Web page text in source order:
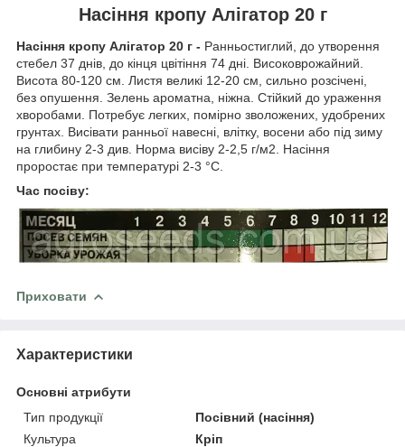
Насіння кропу Алігатор 20 г
Насіння кропу Алігатор 20 г - Ранньостиглий, до утворення
стебел 37 днів, до кінця цвітіння 74 дні. Високоврожайний.
Висота 80-120 см. Листя великі 12-20 см, сильно розсічені,
без опушення. Зелень ароматна, ніжна. Стійкий до ураження
хворобами. Потребує легких, помірно зволожених, удобрених
грунтах. Висівати ранньої навесні, влітку, восени або під зиму
на глибину 2-3 див. Норма висіву 2-2,5 г/м2. Насіння
проростає при температурі 2-3 °С.
Час посіву:
Приховати
Характеристики
Основні атрибути
Тип продукції
Посівний (насіння)
Культура
Кріп